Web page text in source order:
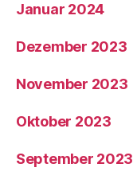
Januar 2024
Dezember 2023
November 2023
Oktober 2023
September 2023